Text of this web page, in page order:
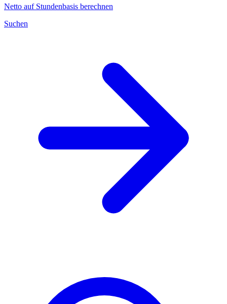
Netto auf Stundenbasis berechnen
Suchen